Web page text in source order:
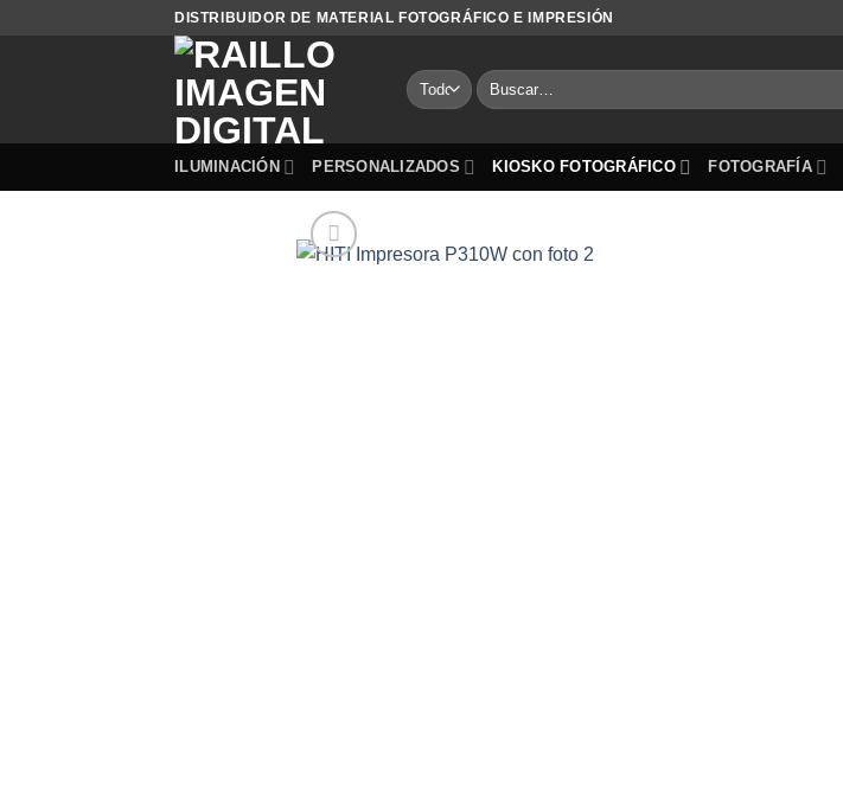
DISTRIBUIDOR DE MATERIAL FOTOGRÁFICO E IMPRESIÓN
Buscar
por:
ILUMINACIÓN PERSONALIZADOS KIOSKO FOTOGRÁFICO FOTOGRAFÍA